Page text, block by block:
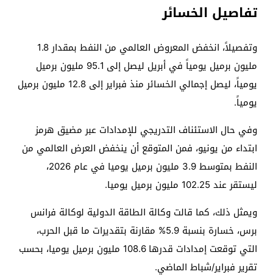
تفاصيل الخسائر
وتفصيلاً، انخفض المعروض العالمي من النفط بمقدار 1.8
مليون برميل يومياً في أبريل ليصل إلى 95.1 مليون برميل
يومياً، ليصل إجمالي الخسائر منذ فبراير إلى 12.8 مليون برميل
يومياً.
وفي حال الاستئناف التدريجي للإمدادات عبر مضيق هرمز
ابتداء من يونيو، فمن المتوقع أن ينخفض ​​العرض العالمي من
النفط بمتوسط ​​3.9 مليون برميل يوميا في عام 2026،
ليستقر عند 102.25 مليون برميل يوميا.
ويمثل ذلك، كما قالت وكالة الطاقة الدولية لوكالة فرانس
برس، خسارة بنسبة 5.9% مقارنة بتقديرات ما قبل الحرب،
التي توقعت إمدادات قدرها 108.6 مليون برميل يوميا، بحسب
تقرير فبراير/شباط الماضي.